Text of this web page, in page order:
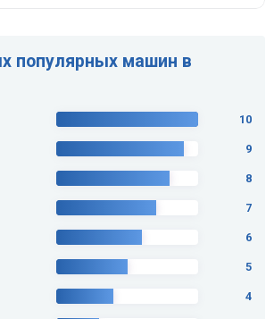
популярных машин в
10
9
8
7
6
5
4